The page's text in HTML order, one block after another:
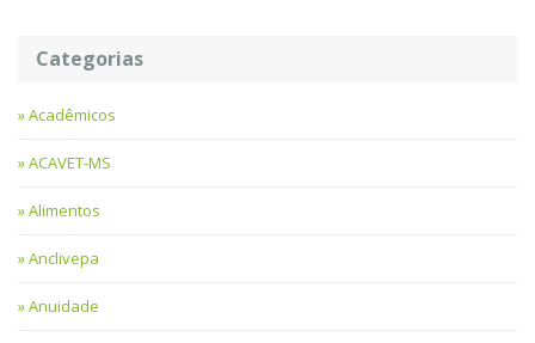
Categorias
Acadêmicos
ACAVET-MS
Alimentos
Anclivepa
Anuidade